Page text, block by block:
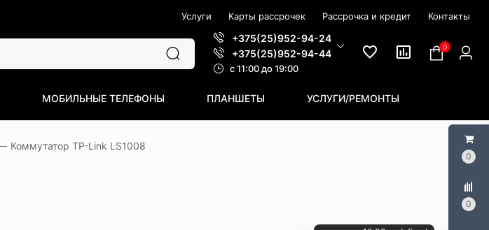
0
0
Услуги Карты рассрочек Рассрочка и кредит Контакты
+375(25)952-94-24
+375(25)952-94-44
c 11:00 до 19:00
0
МОБИЛЬНЫЕ ТЕЛЕФОНЫ ПЛАНШЕТЫ УСЛУГИ/РЕМОНТЫ
Коммутатор TP-Link LS1008